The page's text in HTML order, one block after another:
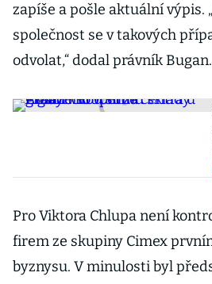
zapíše a pošle aktuální výpis.
společnost se v takových
odvolat,“ dodal právník Bugan.
Pro Viktora Chlupa není
firem ze skupiny Cimex
byznysu. V minulosti byl